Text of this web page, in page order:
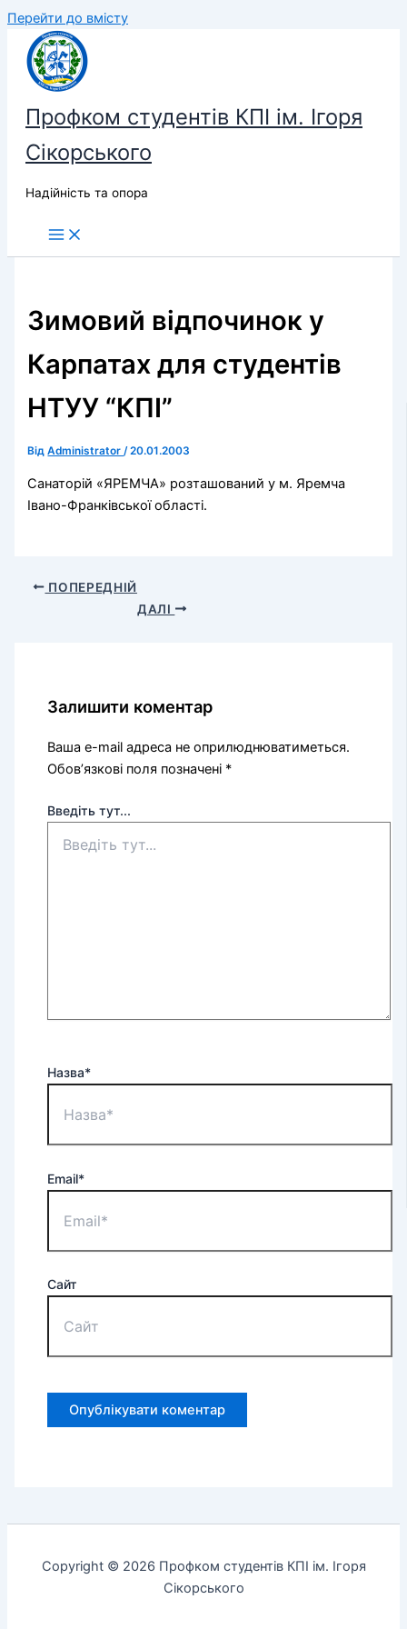
Перейти до вмісту
Профком студентів КПІ ім. Ігоря
Сікорського
Надійність та опора
Зимовий відпочинок у
Карпатах для студентів
НТУУ “КПІ”
ВідAdministrator/20.01.2003
Санаторій «ЯРЕМЧА» розташований у м. Яремча
Івано-Франківської області.
ПОПЕРЕДНІЙ
ДАЛІ
Залишити коментар
Ваша e-mail адреса не оприлюднюватиметься.
Обов’язкові поля позначені *
Введіть тут...
Назва*
Email*
Сайт
Copyright © 2026 Профком студентів КПІ ім. Ігоря
Сікорського